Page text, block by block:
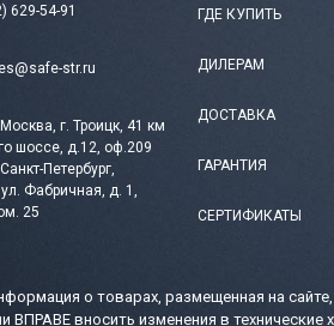
629-54-91
str.ru
г. Троицк, 41 км
шоссе, д.12, оф.209
Петербург,
Фабричная, д. 1,
25
ГДЕ КУПИТЬ
ДИЛЕРАМ
ДОСТАВКА
ГАРАНТИЯ
СЕРТИФИКАТЫ
о товарах, размещенная на
ВПРАВЕ вносить изменения в